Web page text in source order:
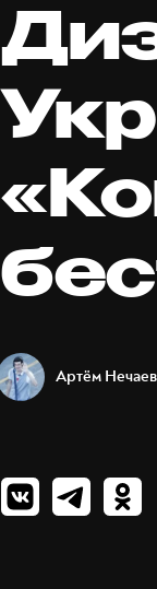
Артём Нечаев